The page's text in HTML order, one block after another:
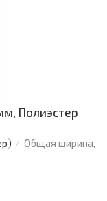
Полиэстер
Общая ширина,